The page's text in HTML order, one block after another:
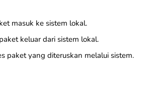
masuk ke sistem lokal.
keluar dari sistem lokal.
paket yang diteruskan melalui sistem.